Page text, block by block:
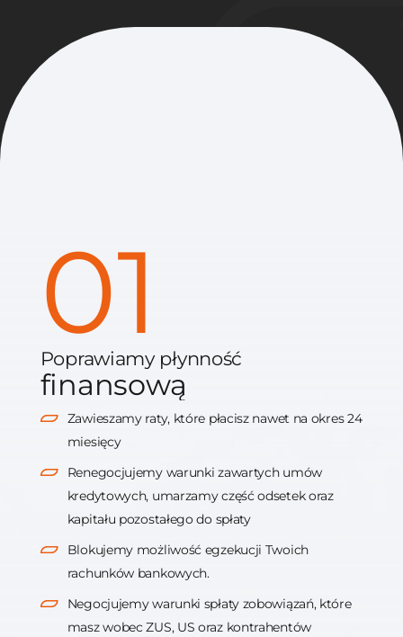
01
Poprawiamy płynność
finansową
Zawieszamy raty, które płacisz nawet na okres 24
miesięcy
Renegocjujemy warunki zawartych umów
kredytowych, umarzamy część odsetek oraz
kapitału pozostałego do spłaty
Blokujemy możliwość egzekucji Twoich
rachunków bankowych.
Negocjujemy warunki spłaty zobowiązań, które
masz wobec ZUS, US oraz kontrahentów